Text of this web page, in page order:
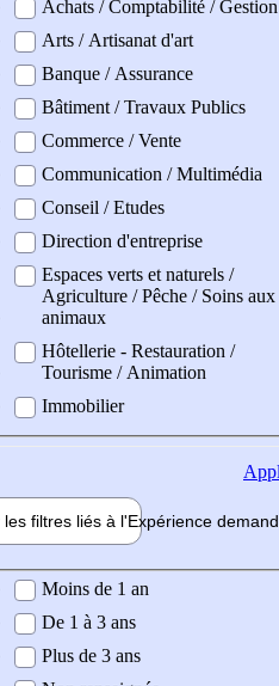
professionel
Achats / Comptabilité / Gestion
Arts / Artisanat d'art
Banque / Assurance
Bâtiment / Travaux Publics
Commerce / Vente
Communication / Multimédia
Conseil / Etudes
Direction d'entreprise
Espaces verts et naturels /
Agriculture / Pêche / Soins aux
animaux
Hôtellerie - Restauration /
Tourisme / Animation
Immobilier
les filtres liés à l'Expérience
demandée
Moins de 1 an
De 1 à 3 ans
Plus de 3 ans